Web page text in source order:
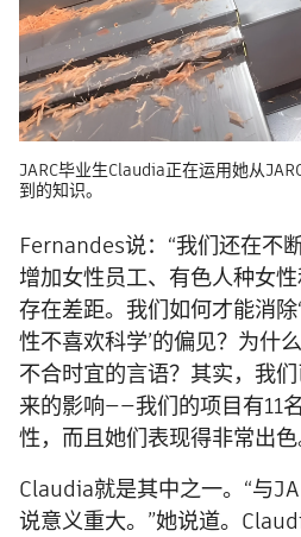
JARC毕业生Claudia正在运用她从
到的知识。
Fernandes说：“我们还在不
增加女性员工、有色人种女
存在差距。我们如何才能消除
性不喜欢科学’的偏见？为什
不合时宜的言语？其实，我
来的影响——我们的项目有11
性，而且她们表现得非常出色
Claudia就是其中之一。“与
说意义重大。”她说道。